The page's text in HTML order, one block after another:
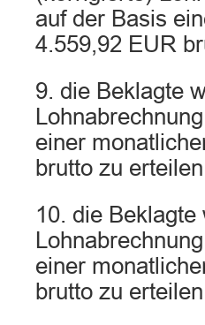
auf der Basis
4.559,92 EUR
9. die Beklagte
einer
brutto zu
10. die
einer
brutto zu